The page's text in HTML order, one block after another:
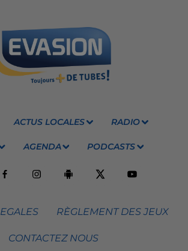
ACTUS LOCALES RADIO
AGENDA PODCASTS
RÈGLEMENT DES JEUX
CONTACTEZ NOUS